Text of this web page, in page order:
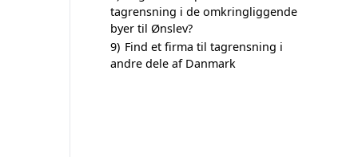
tagrensning i de omkringliggende
byer til Ønslev?
9) Find et firma til tagrensning i
andre dele af Danmark